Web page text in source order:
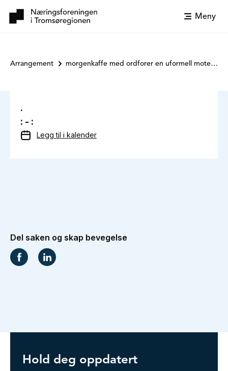
Meny
Arrangement morgenkaffe med ordforer en uformell moteplass for
Hold deg oppdatert